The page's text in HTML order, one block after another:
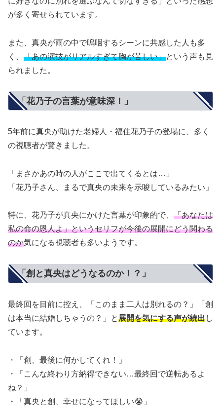
が多く寄せられています。
また、真央が雨の中で嗚咽するシーンに共感した人も多
く、 「あの演技がリアルすぎて胸が苦しい」という声も見
られました。
「花乃子の言葉が意味深！」
5年前に真央が助けた老婦人・福住花乃子の登場に、多く
の視聴者が驚きました。
「まさかあの時の人がここで出てくるとは…」
「花乃子さん、まるで真央の未来を示唆しているみたい」
特に、花乃子が真央にかけた言葉が印象的で、 「あなたは
私の命の恩人よ」というセリフが今後の展開にどう関わる
のか気になる視聴者も多いようです。
「創と真央はどうなるのか！？」
最終回を目前に控え、「このまま二人は別れるの？」「創
は本当に結婚しちゃうの？」と展開を気にする声が続出し
ています。
・「創、最後に何かしてくれ！」
・「こんな終わり方納得できない…最終回で逆転あるよ
ね？」
・「真央と創、幸せになってほしい😭」